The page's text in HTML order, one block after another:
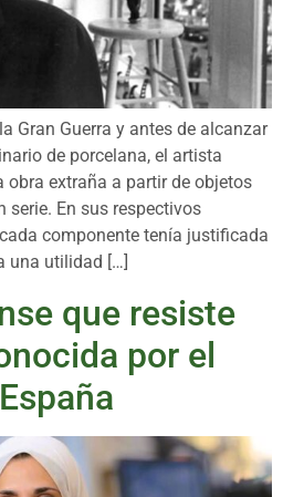
Gran Guerra y antes de alcanzar
de porcelana, el artista
obra extraña a partir de objetos
serie. En sus respectivos
componente tenía justificada
una utilidad […]
que resiste
por el